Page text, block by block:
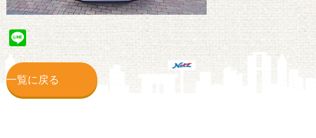
Line
一覧に戻る